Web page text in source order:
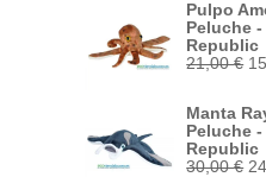
Pulpo
Peluche -
Republic
21,00€ El
Manta
Peluche -
Republic
30,00€ El